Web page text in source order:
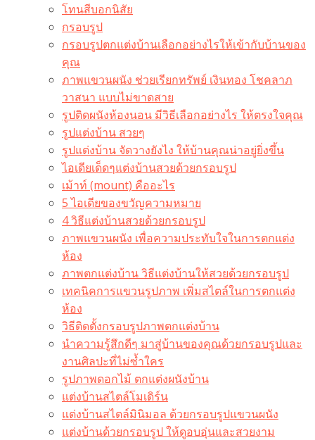
โทนสีบอกนิสัย
กรอบรูป
กรอบรูปตกแต่งบ้านเลือกอย่างไรให้เข้ากับบ้านของ
คุณ
ภาพแขวนผนัง ช่วยเรียกทรัพย์ เงินทอง โชคลาภ
วาสนา แบบไม่ขาดสาย
รูปติดผนังห้องนอน มีวิธีเลือกอย่างไร ให้ตรงใจคุณ
รูปแต่งบ้าน สวยๆ
รูปแต่งบ้าน จัดวางยังไง ให้บ้านคุณน่าอยู่ยิ่งขึ้น
ไอเดียเด็ดๆแต่งบ้านสวยด้วยกรอบรูป
เม้าท์ (mount) คืออะไร​
5 ไอเดียของขวัญความหมาย
4 วิธีแต่งบ้านสวยด้วยกรอบรูป
ภาพแขวนผนัง เพื่อความประทับใจในการตกแต่ง
ห้อง
ภาพตกแต่งบ้าน วิธีแต่งบ้านให้สวยด้วยกรอบรูป
เทคนิคการแขวนรูปภาพ เพิ่มสไตล์ในการตกแต่ง
ห้อง
วิธีติดตั้งกรอบรูปภาพตกแต่งบ้าน
นำความรู้สึกดีๆ มาสู่บ้านของคุณด้วยกรอบรูปและ
งานศิลปะที่ไม่ซ้ำใคร
รูปภาพดอกไม้ ตกแต่งผนังบ้าน
แต่งบ้านสไตล์โมเดิร์น
แต่งบ้านสไตล์มินิมอล ด้วยกรอบรูปแขวนผนัง
แต่งบ้านด้วยกรอบรูป ให้ดูอบอุ่นและสวยงาม